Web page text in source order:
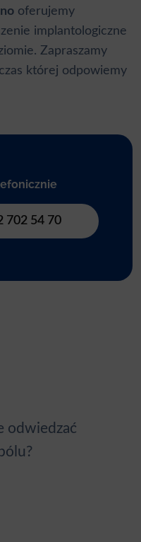
oferujemy
implantologiczne
Zapraszamy
której odpowiemy
702 54 70
odwiedzać